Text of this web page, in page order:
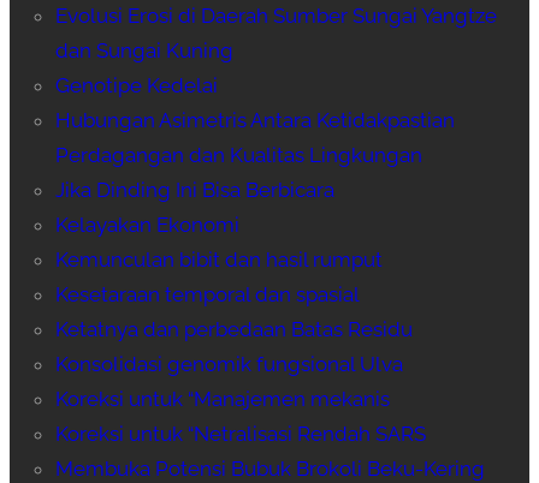
Evolusi Erosi di Daerah Sumber Sungai Yangtze
dan Sungai Kuning
Genotipe Kedelai
Hubungan Asimetris Antara Ketidakpastian
Perdagangan dan Kualitas Lingkungan
Jika Dinding Ini Bisa Berbicara
Kelayakan Ekonomi
Kemunculan bibit dan hasil rumput
Kesetaraan temporal dan spasial
Ketatnya dan perbedaan Batas Residu
Konsolidasi genomik fungsional Ulva
Koreksi untuk “Manajemen mekanis
Koreksi untuk “Netralisasi Rendah SARS
Membuka Potensi Bubuk Brokoli Beku-Kering